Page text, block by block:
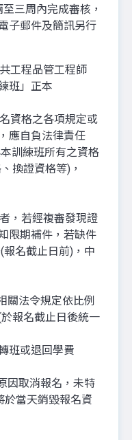
三周內完成審核，
子郵件及簡訊另行
程品管工程師
班」正本
格之各項規定或
應自負法律責任
練班所有之資格
換證資格等)，
若經複審發現證
限期補件，若缺件
截止日前)，中
法令規定依比例
報名截止日後統一
班或退回學費
取消報名，未特
於當天銷毀報名資